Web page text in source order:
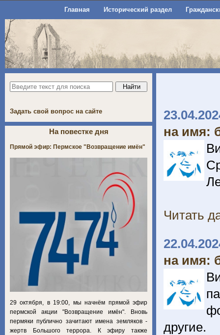
Главная Исторический раздел
на имя:
Читать
на имя:
другие.
Задать свой вопрос на сайте
На повестке дня
Прямой эфир: Пермское "Возвращение имён"
29 октября, в 19:00, мы начнём прямой эфир
пермской акции "Возвращение имён". Вновь
пермяки публично зачитают имена земляков -
жертв Большого террора. К эфиру также